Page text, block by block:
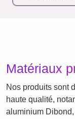
Matériaux
Nos produits sont
haute qualité,
aluminium